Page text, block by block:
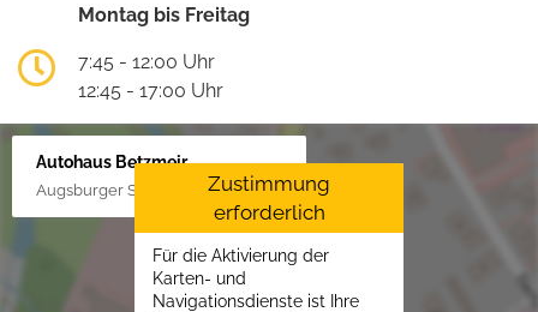
Montag bis Freitag
7:45 - 12:00 Uhr
12:45 - 17:00 Uhr
Autohaus Betzmeir
Augsburger Str. 33, 86551 Aichach
Zustimmung
erforderlich
Für die Aktivierung der
Karten- und
Navigationsdienste ist Ihre